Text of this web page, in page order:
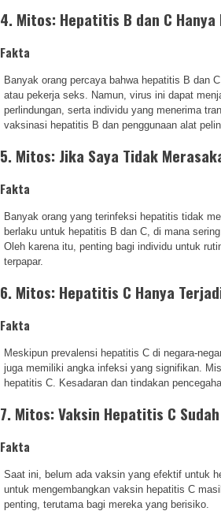
4. Mitos: Hepatitis B dan C
Fakta
Banyak orang percaya bahwa hepatitis B dan
atau pekerja seks. Namun, virus ini dapat
perlindungan, serta individu yang menerima
vaksinasi hepatitis B dan penggunaan alat
5. Mitos: Jika Saya Tidak
Fakta
Banyak orang yang terinfeksi hepatitis tidak
berlaku untuk hepatitis B dan C, di mana
Oleh karena itu, penting bagi individu untuk
terpapar.
6. Mitos: Hepatitis C Hanya
Fakta
Meskipun prevalensi hepatitis C di negara-
juga memiliki angka infeksi yang signifikan.
hepatitis C. Kesadaran dan tindakan
7. Mitos: Vaksin Hepatitis C
Fakta
Saat ini, belum ada vaksin yang efektif untuk
untuk mengembangkan vaksin hepatitis C
penting, terutama bagi mereka yang berisiko.